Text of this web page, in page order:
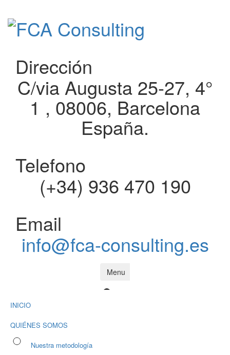
Dirección
C/via Augusta 25-27, 4°
1 , 08006, Barcelona
España.
Telefono
(+34) 936 470 190
Email
info@fca-consulting.es
Menu
INICIO
QUIÉNES SOMOS
Nuestra metodología